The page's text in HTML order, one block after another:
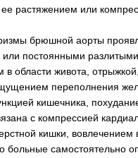
ее растяжением или
брюшной аорты
постоянными
в области живота,
переполнения
кишечника,
с компрессией
кишки, вовлечением
больные самостоятельно